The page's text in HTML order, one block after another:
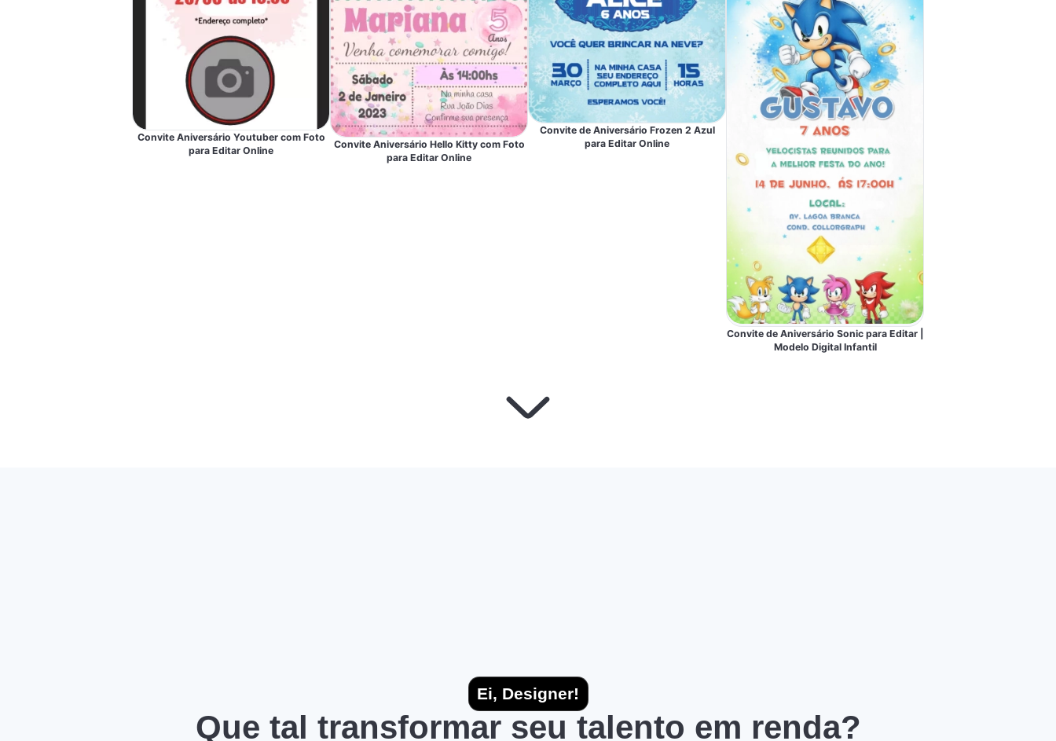
Convite Aniversário Youtuber com Foto
para Editar Online
Convite Aniversário Hello Kitty com Foto
para Editar Online
Convite de Aniversário Frozen 2 Azul
para Editar Online
Convite de Aniversário Sonic para Editar |
Modelo Digital Infantil
Ei, Designer!
Que tal transformar seu talento em renda?